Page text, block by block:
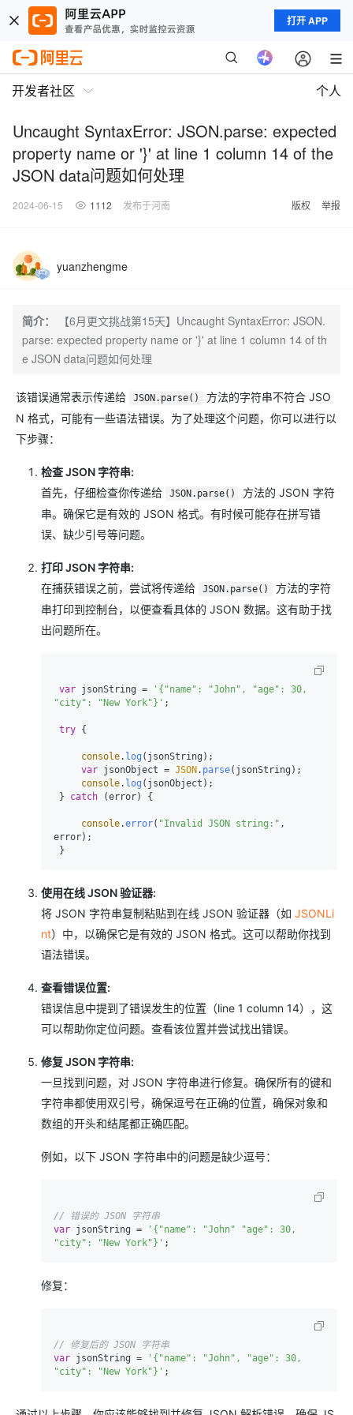
打开 APP
开发者社区 个人
Uncaught SyntaxError: JSON.parse: expected
property name or '}' at line 1 column 14 of the
JSON data问题如何处理
2024-06-15 1112 发布于河南 版权 举报
yuanzhengme
简介：
【6月更文挑战第15天】Uncaught SyntaxError: JSON.
parse: expected property name or '}' at line 1 column 14 of th
e JSON data问题如何处理
该错误通常表示传递给 JSON.parse()
方法的字符串不符合 JSO
N 格式，可能有一些语法错误。为了处理这个问题，你可以进行以
下步骤：
检查 JSON 字符串:
首先，仔细检查你传递给
JSON.parse()
方法的 JSON 字符
串。确保它是有效的 JSON 格式。有时候可能存在拼写错
误、缺少引号等问题。
打印 JSON 字符串:
在捕获错误之前，尝试将传递给
JSON.parse()
方法的字符
串打印到控制台，以便查看具体的 JSON 数据。这有助于找
出问题所在。
var jsonString =
'{"name": "John", "age": 30,
"city": "New York"}' ;
try {
console. log (jsonString);
var jsonObject = JSON . parse(jsonString);
console. log (jsonObject);
} catch (error) {
console.error( "Invalid JSON string:" ,
error);
使用在线 JSON 验证器:
将 JSON 字符串复制粘贴到在线 JSON 验证器（如 JSONLi
nt）中，以确保它是有效的 JSON 格式。这可以帮助你找到
语法错误。
查看错误位置:
错误信息中提到了错误发生的位置（line 1 column 14），这
可以帮助你定位问题。查看该位置并尝试找出错误。
修复 JSON 字符串:
一旦找到问题，对 JSON 字符串进行修复。确保所有的键和
字符串都使用双引号，确保逗号在正确的位置，确保对象和
数组的开头和结尾都正确匹配。
例如，以下 JSON 字符串中的问题是缺少逗号：
// 错误的 JSON 字符串
var jsonString =
'{"name": "John" "age": 30,
"city": "New York"}'
修复：
// 修复后的 JSON 字符串
var jsonString =
'{"name": "John", "age": 30,
"city": "New York"}'